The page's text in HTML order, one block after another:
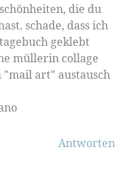
die du
schade, dass ich
geklebt
müllerin collage
"mail art" austausch
Antworten